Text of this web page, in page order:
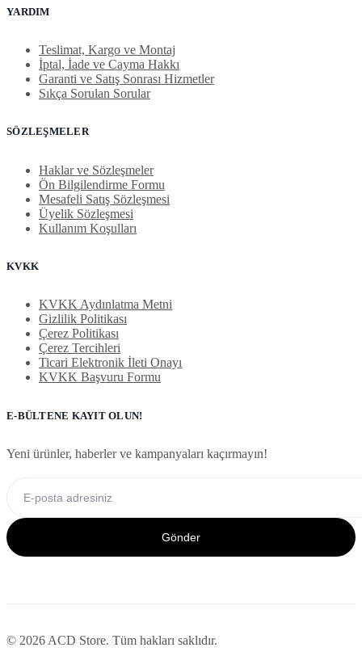
YARDIM
Teslimat, Kargo ve Montaj
İptal, İade ve Cayma Hakkı
Garanti ve Satış Sonrası Hizmetler
Sıkça Sorulan Sorular
SÖZLEŞMELER
Haklar ve Sözleşmeler
Ön Bilgilendirme Formu
Mesafeli Satış Sözleşmesi
Üyelik Sözleşmesi
Kullanım Koşulları
KVKK
KVKK Aydınlatma Metni
Gizlilik Politikası
Çerez Politikası
Çerez Tercihleri
Ticari Elektronik İleti Onayı
KVKK Başvuru Formu
E-BÜLTENE KAYIT OLUN!
Yeni ürünler, haberler ve kampanyaları kaçırmayın!
Gönder
© 2026 ACD Store. Tüm hakları saklıdır.